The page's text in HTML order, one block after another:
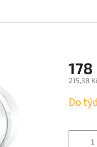
178
215,38
cena:
Do